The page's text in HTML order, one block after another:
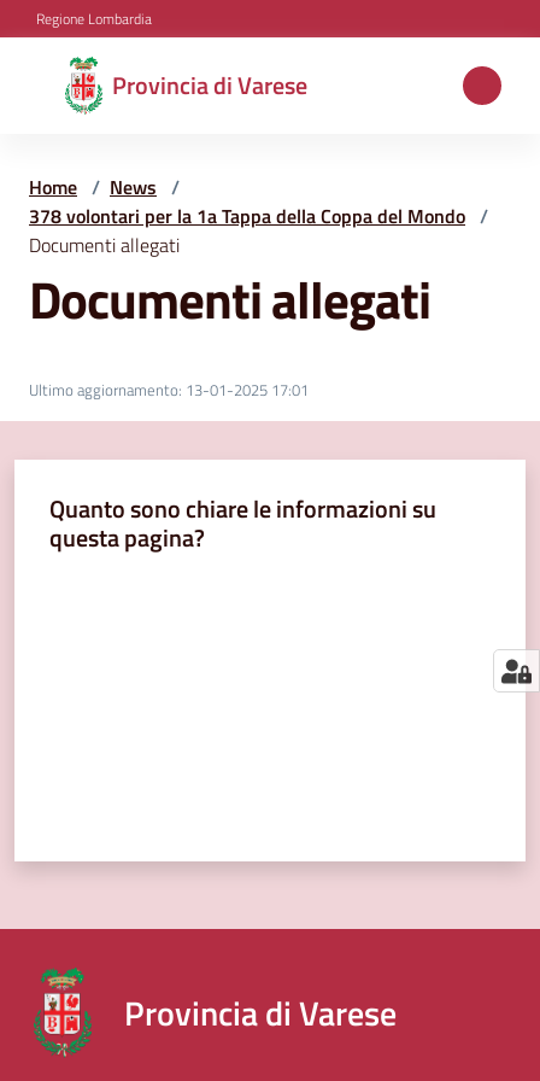
Vai al contenuto
Vai alla navigazione
Vai al footer
Regione Lombardia
Provincia di Varese
Provincia
di
Aree
tematiche
Amministrazione
segnalazioni
Home / News /
378 volontari per la 1a Tappa della Coppa del Mondo /
Documenti allegati
Documenti allegati
Ultimo aggiornamento: 13-01-2025 17:01
Quanto sono chiare le informazioni su
questa pagina?
Provincia di Varese